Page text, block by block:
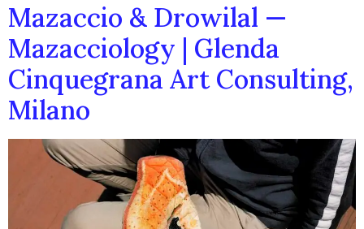
Mazaccio & Drowilal —
Mazacciology | Glenda
Cinquegrana Art Consulting,
Milano